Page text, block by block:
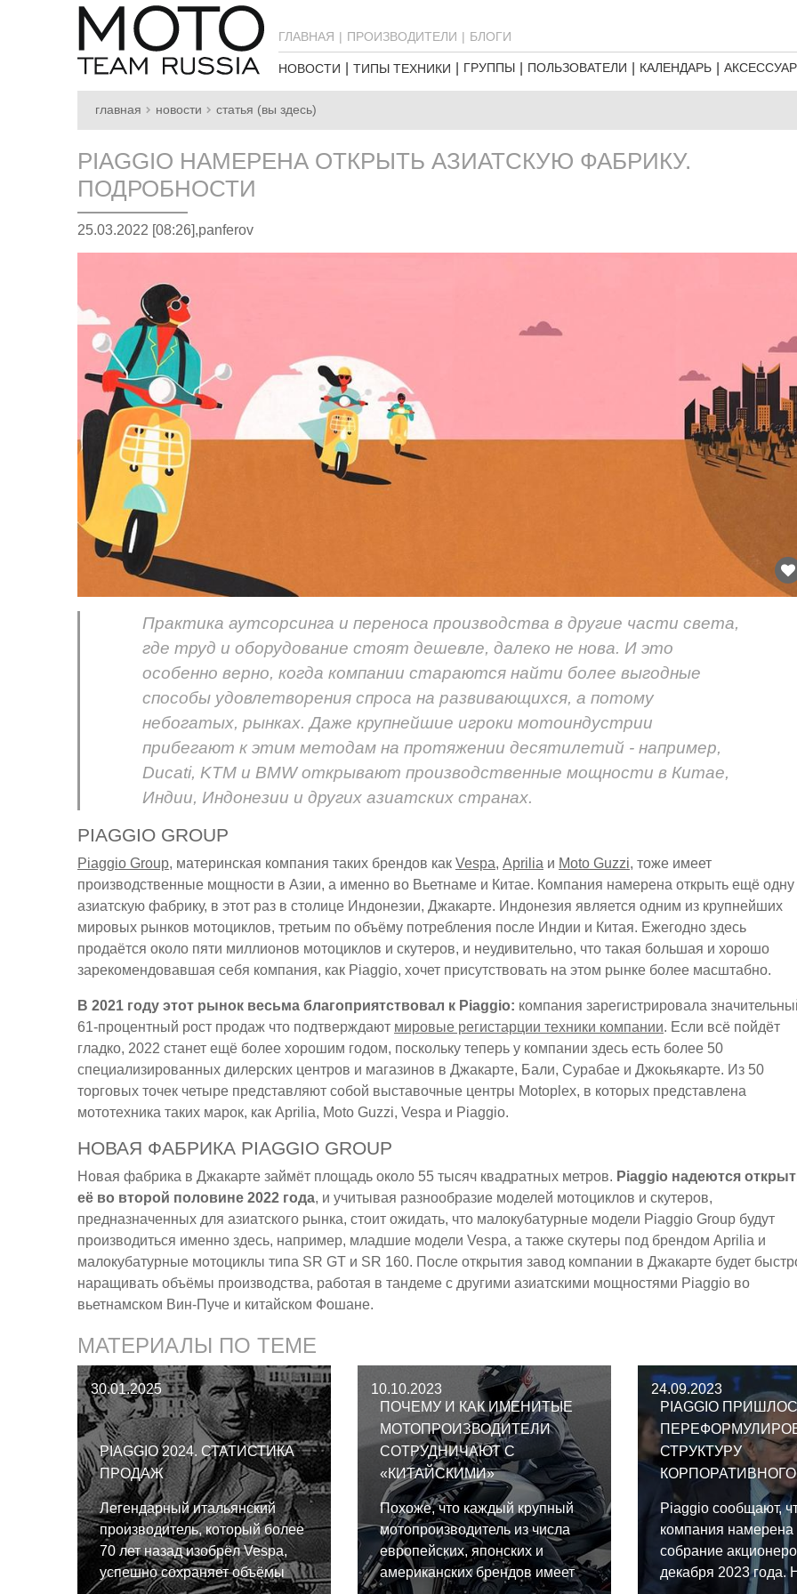
ГЛАВНАЯ ПРОИЗВОДИТЕЛИ БЛОГИ
НОВОСТИ ТИПЫ ТЕХНИКИ ГРУППЫ ПОЛЬЗОВАТЕЛИ КАЛЕНДАРЬ
главная новости статья (вы здесь)
PIAGGIO НАМЕРЕНА ОТКРЫТЬ АЗИАТСКУЮ ФАБРИКУ.
ПОДРОБНОСТИ
25.03.2022 [08:26],panferov
Практика аутсорсинга и переноса производства в другие части света,
где труд и оборудование стоят дешевле, далеко не нова. И это
особенно верно, когда компании стараются найти более выгодные
способы удовлетворения спроса на развивающихся, а потому
небогатых, рынках. Даже крупнейшие игроки мотоиндустрии
прибегают к этим методам на протяжении десятилетий - например,
Ducati, KTM и BMW открывают производственные мощности в Китае,
Индии, Индонезии и других азиатских странах.
PIAGGIO GROUP
Piaggio Group, материнская компания таких брендов как Vespa, Aprilia и Moto Guzzi, тоже имеет
производственные мощности в Азии, а именно во Вьетнаме и Китае. Компания намерена открыть ещё одну
азиатскую фабрику, в этот раз в столице Индонезии, Джакарте. Индонезия является одним из крупнейших
мировых рынков мотоциклов, третьим по объёму потребления после Индии и Китая. Ежегодно здесь
продаётся около пяти миллионов мотоциклов и скутеров, и неудивительно, что такая большая и хорошо
зарекомендовавшая себя компания, как Piaggio, хочет присутствовать на этом рынке более масштабно.
В 2021 году этот рынок весьма благоприятствовал к Piaggio: компания зарегистрировала
61-процентный рост продаж что подтверждают мировые регистарции техники компании. Если всё пойдёт
гладко, 2022 станет ещё более хорошим годом, поскольку теперь у компании здесь есть более 50
специализированных дилерских центров и магазинов в Джакарте, Бали, Сурабае и Джокьякарте. Из 50
торговых точек четыре представляют собой выставочные центры Motoplex, в которых представлена
мототехника таких марок, как Aprilia, Moto Guzzi, Vespa и Piaggio.
НОВАЯ ФАБРИКА PIAGGIO GROUP
Новая фабрика в Джакарте займёт площадь около 55 тысяч квадратных метров. Piaggio надеются
её во второй половине 2022 года, и учитывая разнообразие моделей мотоциклов и скутеров,
предназначенных для азиатского рынка, стоит ожидать, что малокубатурные модели Piaggio Group будут
производиться именно здесь, например, младшие модели Vespa, а также скутеры под брендом Aprilia и
малокубатурные мотоциклы типа SR GT и SR 160. После открытия завод компании в Джакарте будет
наращивать объёмы производства, работая в тандеме с другими азиатскими мощностями Piaggio во
вьетнамском Вин-Пуче и китайском Фошане.
МАТЕРИАЛЫ ПО ТЕМЕ
30.01.2025
PIAGGIO 2024. СТАТИСТИКА
ПРОДАЖ
Легендарный итальянский
производитель, который более
70 лет назад изобрёл Vespa,
успешно сохраняет объёмы
10.10.2023
ПОЧЕМУ И КАК ИМЕНИТЫЕ
МОТОПРОИЗВОДИТЕЛИ
СОТРУДНИЧАЮТ С
«КИТАЙСКИМИ»
Похоже, что каждый крупный
мотопроизводитель из числа
европейских, японских и
американских брендов имеет
24.09.2023
PIAGGIO
СТРУКТУРУ
КОРПОРАТИВНОГО
УПРАВЛЕНИЯ
Piaggio сообщают,
компания намерена
собрание
декабря 2023 года.